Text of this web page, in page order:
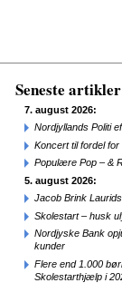
Seneste artikler
7. august 2026:
Nordjyllands Politi
Koncert til fordel
Populære Pop – &
5. august 2026:
Jacob Brink
Skolestart – husk
Nordjyske Bank
kunder
Flere end 1.000
Skolestarthjælp i